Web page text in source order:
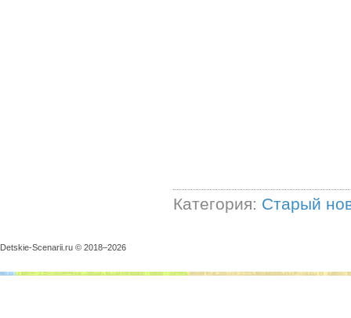
Категория: Старый
Detskie-Scenarii.ru © 2018–2026